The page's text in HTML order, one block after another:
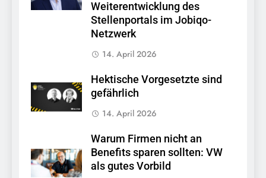
Weiterentwicklung des
Stellenportals im Jobiqo-
Netzwerk
14. April 2026
Hektische Vorgesetzte sind
gefährlich
14. April 2026
Warum Firmen nicht an
Benefits sparen sollten: VW
als gutes Vorbild